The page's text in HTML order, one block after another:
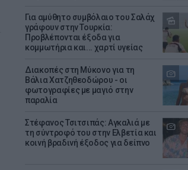
Για αμύθητο συμβόλαιο του Σαλάχ
γράφουν στην Τουρκία:
Προβλέπονται έξοδα για
κομμωτήρια και... χαρτί υγείας
Διακοπές στη Μύκονο για τη
Βάλια Χατζηθεοδώρου - οι
φωτογραφίες με μαγιό στην
παραλία
Στέφανος Τσιτσιπάς: Αγκαλιά με
τη σύντροφό του στην Ελβετία και
κοινή βραδινή έξοδος για δείπνο